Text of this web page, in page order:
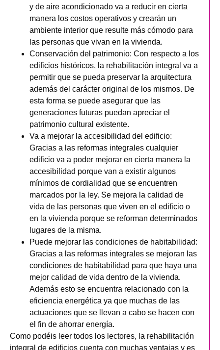
y de aire acondicionado va a reducir en cierta
manera los costos operativos y crearán un
ambiente interior que resulte más cómodo para
las personas que vivan en la vivienda.
Conservación del patrimonio: Con respecto a los
edificios históricos, la rehabilitación integral va a
permitir que se pueda preservar la arquitectura
además del carácter original de los mismos. De
esta forma se puede asegurar que las
generaciones futuras puedan apreciar el
patrimonio cultural existente.
Va a mejorar la accesibilidad del edificio:
Gracias a las reformas integrales cualquier
edificio va a poder mejorar en cierta manera la
accesibilidad porque van a existir algunos
mínimos de cordialidad que se encuentren
marcados por la ley. Se mejora la calidad de
vida de las personas que viven en el edificio o
en la vivienda porque se reforman determinados
lugares de la misma.
Puede mejorar las condiciones de habitabilidad:
Gracias a las reformas integrales se mejoran las
condiciones de habitabilidad para que haya una
mejor calidad de vida dentro de la vivienda.
Además esto se encuentra relacionado con la
eficiencia energética ya que muchas de las
actuaciones que se llevan a cabo se hacen con
el fin de ahorrar energía.
Como podéis leer todos los lectores, la rehabilitación
integral de edificios cuenta con muchas ventajas y es